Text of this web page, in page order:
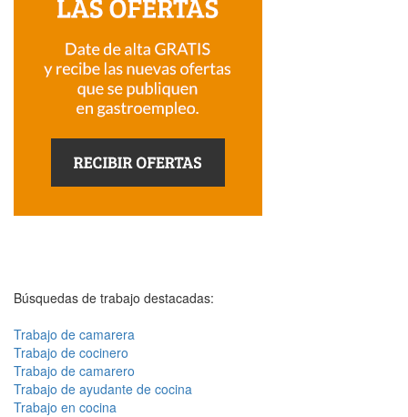
Búsquedas de trabajo destacadas:
Trabajo de camarera
Trabajo de cocinero
Trabajo de camarero
Trabajo de ayudante de cocina
Trabajo en cocina